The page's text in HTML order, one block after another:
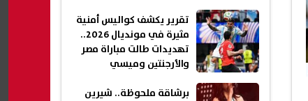
تقرير يكشف كواليس أمنية
مثيرة في مونديال 2026..
تهديدات طالت مباراة مصر
والأرجنتين وميسي
برشاقة ملحوظة.. شيرين